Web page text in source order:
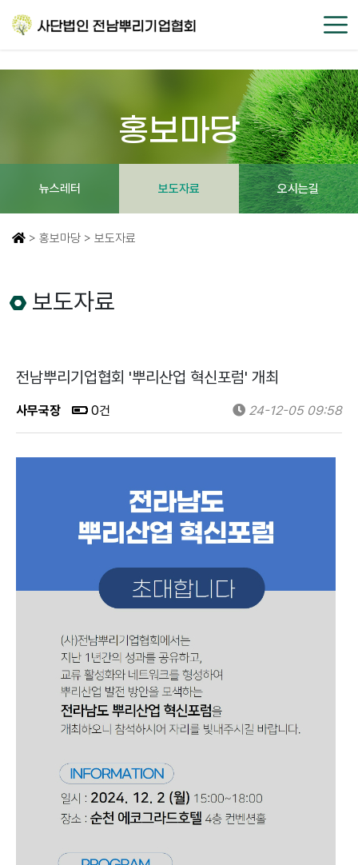
홍보마당
뉴스레터 보도자료 오시는길
> 홍보마당 > 보도자료
보도자료
전남뿌리기업협회 '뿌리산업 혁신포럼' 개최
사무국장 0건 24-12-05 09:58